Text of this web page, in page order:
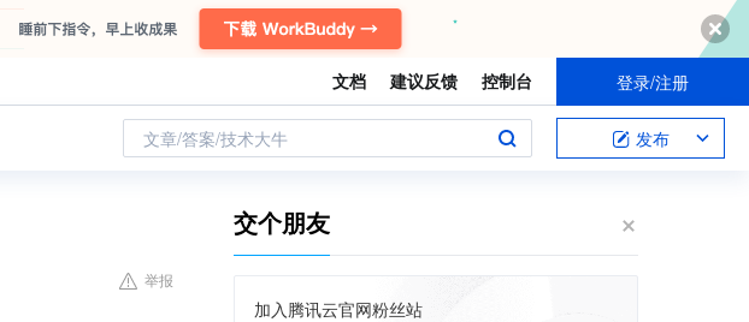
文档 建议反馈 控制台 登录/注册
文章/答案/技术大牛 发布
举报
交个朋友
加入腾讯云官网粉丝站